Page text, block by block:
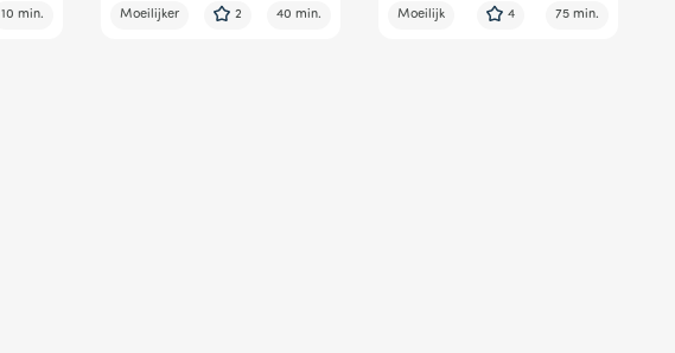
10 min. Moeilijker 2 40 min. Moeilijk 4 75 min.